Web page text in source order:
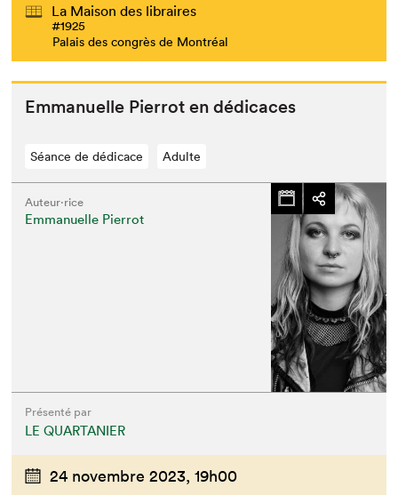
La Maison des libraires
#1925
Palais des congrès de Montréal
Emmanuelle Pier­rot en dédicaces
Séance de dédicace Adulte
Auteur·rice
Emmanuelle Pierrot
Présenté par
LE QUARTANIER
24 novembre 2023, 19h00